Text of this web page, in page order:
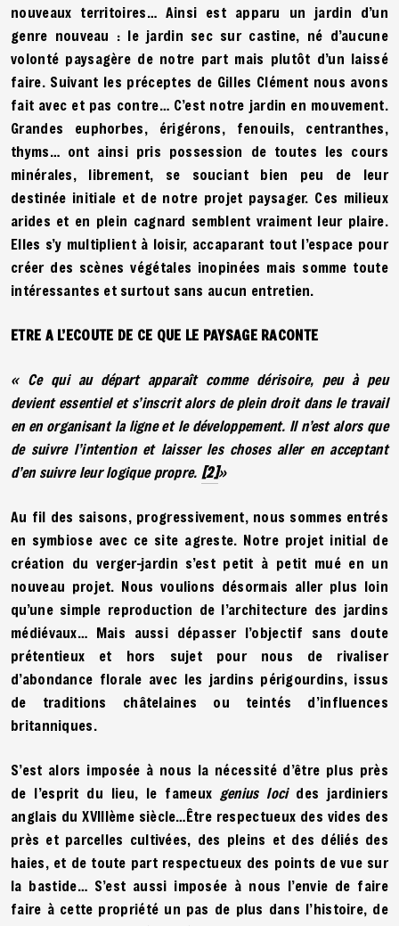
nouveaux territoires… Ainsi est apparu un jardin d’un
genre nouveau : le jardin sec sur castine, né d’aucune
volonté paysagère de notre part mais plutôt d’un laissé
faire. Suivant les préceptes de Gilles Clément nous avons
fait avec et pas contre… C’est notre jardin en mouvement.
Grandes euphorbes, érigérons, fenouils, centranthes,
thyms… ont ainsi pris possession de toutes les cours
minérales, librement, se souciant bien peu de leur
destinée initiale et de notre projet paysager. Ces milieux
arides et en plein cagnard semblent vraiment leur plaire.
Elles s’y multiplient à loisir, accaparant tout l’espace pour
créer des scènes végétales inopinées mais somme toute
intéressantes et surtout sans aucun entretien.
ETRE A L’ECOUTE DE CE QUE LE PAYSAGE RACONTE
« Ce qui au départ apparaît comme dérisoire, peu à peu
devient essentiel et s’inscrit alors de plein droit dans le travail
en en organisant la ligne et le développement. Il n’est alors que
de suivre l’intention et laisser les choses aller en acceptant
d’en suivre leur logique propre. [2]»
Au fil des saisons, progressivement, nous sommes entrés
en symbiose avec ce site agreste. Notre projet initial de
création du verger-jardin s’est petit à petit mué en un
nouveau projet. Nous voulions désormais aller plus loin
qu’une simple reproduction de l’architecture des jardins
médiévaux… Mais aussi dépasser l’objectif sans doute
prétentieux et hors sujet pour nous de rivaliser
d’abondance florale avec les jardins périgourdins, issus
de traditions châtelaines ou teintés d’influences
britanniques.
S’est alors imposée à nous la nécessité d’être plus près
de l’esprit du lieu, le fameux genius locides jardiniers
anglais du XVIIIème siècle…Être respectueux des vides des
près et parcelles cultivées, des pleins et des déliés des
haies, et de toute part respectueux des points de vue sur
la bastide… S’est aussi imposée à nous l’envie de faire
faire à cette propriété un pas de plus dans l’histoire, de